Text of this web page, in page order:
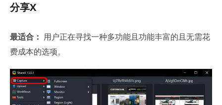
分享X
最适合： 用户正在寻找一种多功能且功能丰富的且无需花
费成本的选项。